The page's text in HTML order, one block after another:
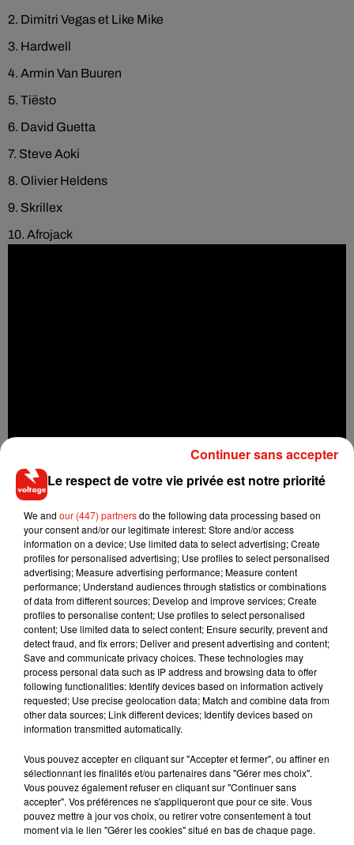
2. Dimitri Vegas et Like Mike
3. Hardwell
4. Armin Van Buuren
5. Tiësto
6. David Guetta
7. Steve Aoki
8. Olivier Heldens
9. Skrillex
10. Afrojack
Musique
7 août 2026
RÜFÜS DU SOL annonce un nouvel
album après sa tournée mondiale
7 août 2026
Angèle et Amélie Lens dévoilent leur
collaboration tant attendue
Le respect de votre vie privée est notre priorité
We and our (447) partnersdo the following data processing based on
your consent and/or our legitimate interest: Store and/or access
information on a device; Use limited data to select advertising; Create
profiles for personalised advertising; Use profiles to select personalised
advertising; Measure advertising performance; Measure content
performance; Understand audiences through statistics or combinations
of data from different sources; Develop and improve services; Create
profiles to personalise content; Use profiles to select personalised
content; Use limited data to select content; Ensure security, prevent and
detect fraud, and fix errors; Deliver and present advertising and content;
Save and communicate privacy choices. These technologies may
process personal data such as IP address and browsing data to offer
following functionalities: Identify devices based on information actively
requested; Use precise geolocation data; Match and combine data from
other data sources; Link different devices; Identify devices based on
information transmitted automatically.
Vous pouvez accepter en cliquant sur "Accepter et fermer", ou affiner en
sélectionnant les finalités et/ou partenaires dans "Gérer mes choix".
Vous pouvez également refuser en cliquant sur "Continuer sans
accepter". Vos préférences ne s'appliqueront que pour ce site. Vous
pouvez mettre à jour vos choix, ou retirer votre consentement à tout
moment via le lien "Gérer les cookies" situé en bas de chaque page.
Continuer sans accepter